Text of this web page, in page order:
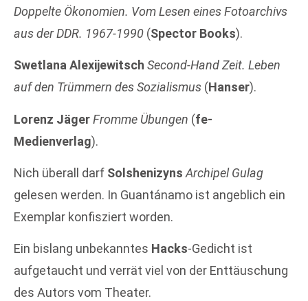
Doppelte Ökonomien. Vom Lesen eines Fotoarchivs
aus der DDR. 1967-1990 (Spector Books).
Swetlana Alexijewitsch Second-Hand Zeit. Leben
auf den Trümmern des Sozialismus (Hanser).
Lorenz JägerFromme Übungen (fe-
Medienverlag).
Nich überall darf Solshenizyns Archipel Gulag
gelesen werden. In Guantánamo ist angeblich ein
Exemplar konfisziert worden.
Ein bislang unbekanntes Hacks-Gedicht ist
aufgetaucht und verrät viel von der Enttäuschung
des Autors vom Theater.